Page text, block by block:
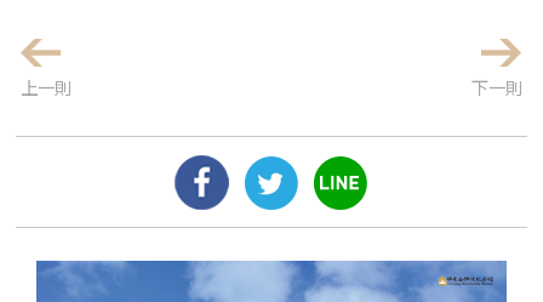
上一則 下一則